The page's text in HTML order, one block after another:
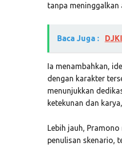
tanpa meninggalkan
Baca Juga :
Ia menambahkan,
dengan karakter
menunjukkan
ketekunan dan
Lebih jauh,
penulisan skenario,